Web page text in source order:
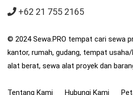
+62 21 755 2165
© 2024 Sewa.PRO tempat cari sewa
kantor, rumah, gudang, tempat
alat berat, sewa alat proyek dan
Tentang Kami Hubungi Kami